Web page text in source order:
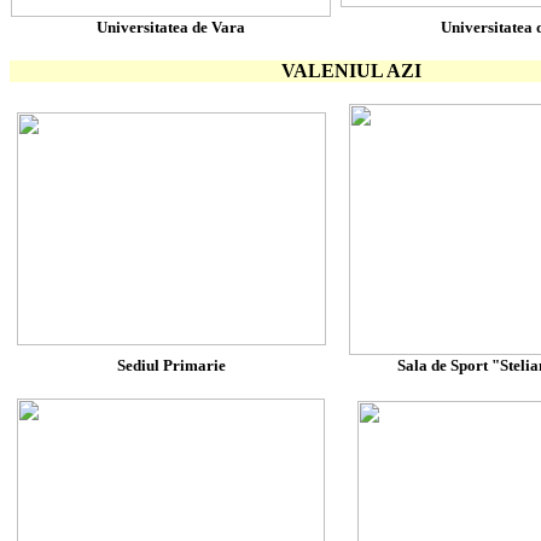
Universitatea de Vara Universitatea
VALENIUL AZI
Sediul Primarie Sala de Sport